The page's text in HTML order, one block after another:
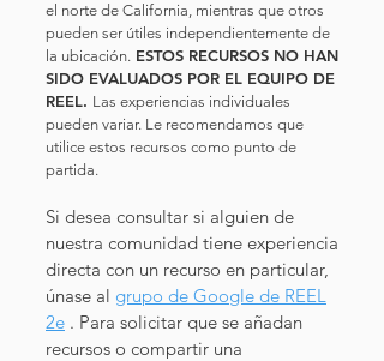
el norte de California, mientras que otros
pueden ser útiles independientemente de
la ubicación. ESTOS RECURSOS NO HAN
SIDO EVALUADOS POR EL EQUIPO DE
REEL. Las experiencias individuales
pueden variar. Le recomendamos que
utilice estos recursos como punto de
partida.
Si desea consultar si alguien de
nuestra comunidad tiene experiencia
directa con un recurso en particular,
únase al grupo de Google de REEL
2e . Para solicitar que se añadan
recursos o compartir una